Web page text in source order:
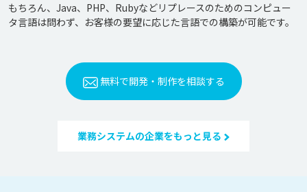
もちろん、Java、PHP、Rubyなどリプレースのためのコンピュー
タ言語は問わず、お客様の要望に応じた言語での構築が可能です。
無料で開発・制作を相談する
業務システムの企業をもっと見る